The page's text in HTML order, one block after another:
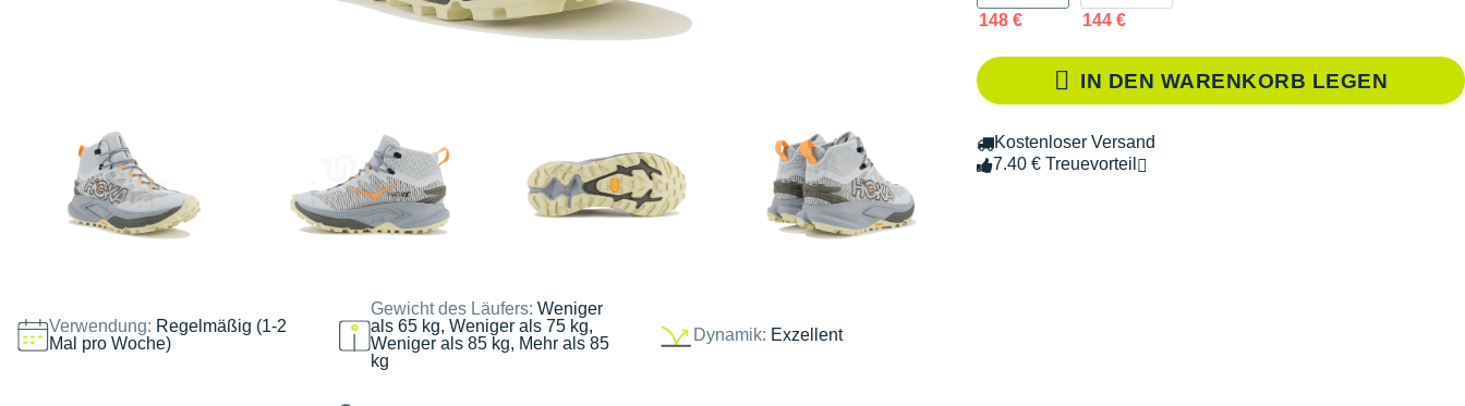
Verwendung: Regelmäßig (1-2
Mal pro Woche)
Gewicht des Läufers:Weniger
als 65 kg, Weniger als 75 kg,
Weniger als 85 kg, Mehr als 85
kg
Dynamik: Exzellent
148 € 144 €
IN DEN WARENKORB LEGEN
Kostenloser Versand
7.40 € Treuevorteil